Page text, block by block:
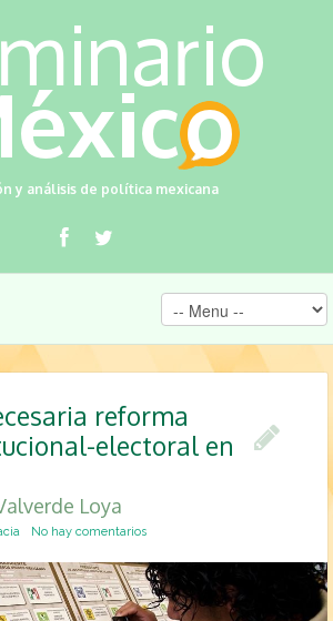
y análisis de política mexicana
reforma
electoral en
Loya
No hay comentarios